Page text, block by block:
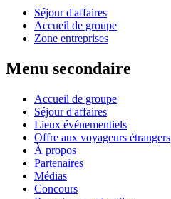
Séjour d'affaires
Accueil de groupe
Zone entreprises
Menu secondaire
Accueil de groupe
Séjour d'affaires
Lieux événementiels
Offre aux voyageurs étrangers
À propos
Partenaires
Médias
Concours